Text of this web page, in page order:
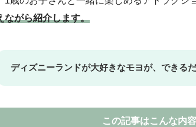
ながら紹介します。
ディズニーランドが大好きなモヨが、できる
この記事はこんな内容